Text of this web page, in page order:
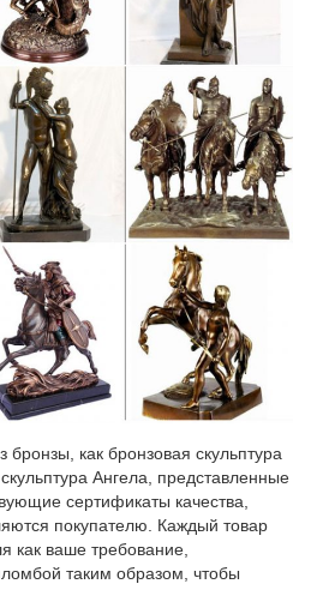
купить в Москве в интернет
Елочки.[ Фигурки и
руб. Купить Купить в один клик.
собаки символизирует собой…
Рейтинг: Нет рейтинга. Собака
выбор настенных ключниц, как
сюжетов, а кроме
собаки в интернет-магазине…
Вам купить фигурку
нашем каталоге вы можете
по Москве, а также всей
бронзы, как бронзовая скульптура
Ангела, представленные
сертификаты качества,
покупателю. Каждый товар
как ваше требование,
таким образом, чтобы